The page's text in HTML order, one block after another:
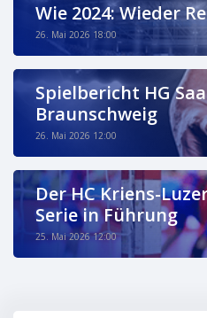
Wie 2024: Wieder
26. Mai 2026 18:00
Spielbericht HG
Braunschweig
26. Mai 2026 12:00
Der HC Kriens-
Serie in Führung
25. Mai 2026 12:00